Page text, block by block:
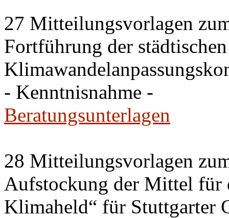
27 Mitteilungsvorlagen
Fortführung der
- Kenntnisnahme -
Beratungsunterlagen
28 Mitteilungsvorlagen
Aufstockung der Mittel für
Klimaheld“ für Stuttgarter